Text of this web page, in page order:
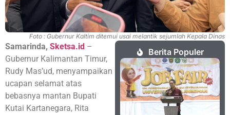
Foto : Gubernur Kaltim ditemui usai melantik sejumlah Kepala Dinas
Samarinda, Sketsa.id –
Gubernur Kalimantan Timur,
Rudy Mas’ud, menyampaikan
ucapan selamat atas
bebasnya mantan Bupati
Kutai Kartanegara, Rita
Berita Populer